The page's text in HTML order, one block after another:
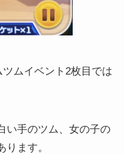
ムイベント2枚目では
い手のツム、女の子の
ます。